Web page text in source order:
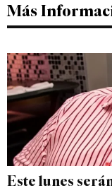
Más
Este lunes